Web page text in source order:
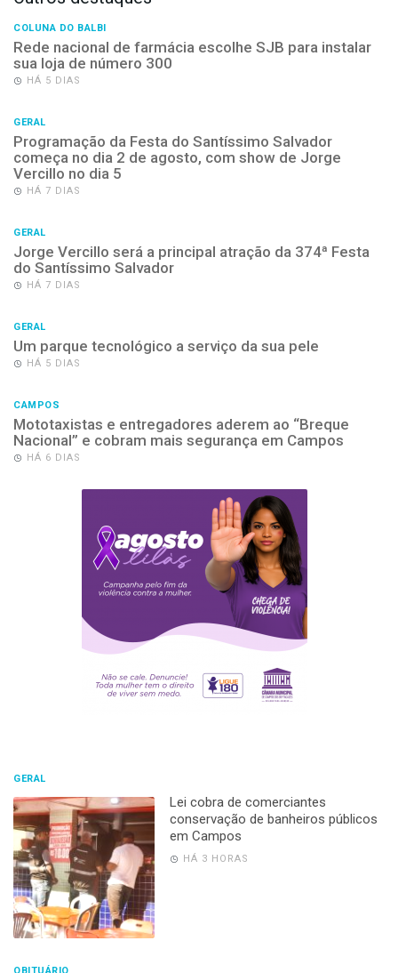
COLUNA DO BALBI
Rede nacional de farmácia escolhe SJB para instalar
sua loja de número 300
HÁ 5 DIAS
GERAL
Programação da Festa do Santíssimo Salvador
começa no dia 2 de agosto, com show de Jorge
Vercillo no dia 5
HÁ 7 DIAS
GERAL
Jorge Vercillo será a principal atração da 374ª Festa
do Santíssimo Salvador
HÁ 7 DIAS
GERAL
Um parque tecnológico a serviço da sua pele
HÁ 5 DIAS
CAMPOS
Mototaxistas e entregadores aderem ao “Breque
Nacional” e cobram mais segurança em Campos
HÁ 6 DIAS
GERAL
Lei cobra de comerciantes
conservação de banheiros públicos
em Campos
HÁ 3 HORAS